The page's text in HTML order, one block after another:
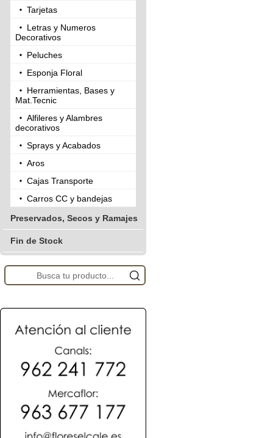
Tarjetas
Letras y Numeros
Decorativos
Peluches
Esponja Floral
Herramientas, Bases y
Mat.Tecnic
Alfileres y Alambres
decorativos
Sprays y Acabados
Aros
Cajas Transporte
Carros CC y bandejas
Preservados, Secos y Ramajes
Fin de Stock